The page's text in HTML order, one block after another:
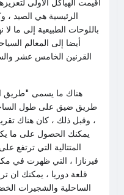
الرئيسية هي الصيد ،
باللوحات الطبيعية إلى ما
أيضا إلى المعالم
القرنين الخامس عشر
هناك ما يسمى "طريق
، وقبل ذلك ، كان هناك
يمكنك الحصول على ما
المتتالية التي
قلعة دوريا ، يمكنك ان
الساحلية والشجيرات